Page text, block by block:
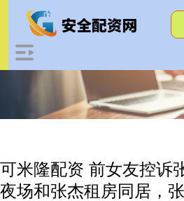
可米隆配资 前女友控诉
夜场和张杰租房同居，